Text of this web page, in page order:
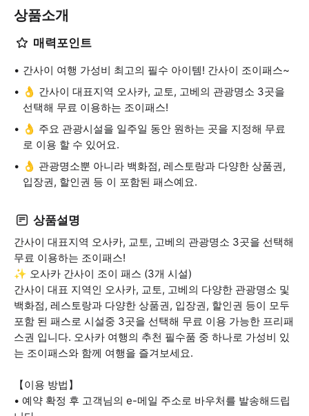
상품소개
매력포인트
간사이 여행 가성비 최고의 필수 아이템! 간사이 조이패스~
👌 간사이 대표지역 오사카, 교토, 고베의 관광명소 3곳을
선택해 무료 이용하는 조이패스!
👌 주요 관광시설을 일주일 동안 원하는 곳을 지정해 무료
로 이용 할 수 있어요.
👌 관광명소뿐 아니라 백화점, 레스토랑과 다양한 상품권,
입장권, 할인권 등 이 포함된 패스예요.
상품설명
간사이 대표지역 오사카, 교토, 고베의 관광명소 3곳을 선택해
무료 이용하는 조이패스!
✨ 오사카 간사이 조이 패스 (3개 시설)
간사이 대표 지역인 오사카, 교토, 고베의 다양한 관광명소 및
백화점, 레스토랑과 다양한 상품권, 입장권, 할인권 등이 모두
포함 된 패스로 시설중 3곳을 선택해 무료 이용 가능한 프리패
스권 입니다. 오사카 여행의 추천 필수품 중 하나로 가성비 있
는 조이패스와 함께 여행을 즐겨보세요.
【이용 방법】
• 예약 확정 후 고객님의 e-메일 주소로 바우처를 발송해드립